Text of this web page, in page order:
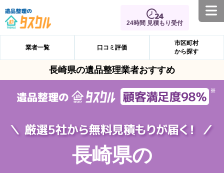
24時間 見積もり受付
業者一覧 口コミ評価
市区町村
から探す
長崎県の遺品整理業者おすすめ
長崎県の